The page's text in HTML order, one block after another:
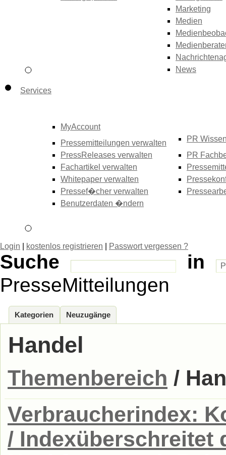
Marketing
Medien
News
Services
MyAccount
Pressemitteilungen verwalten
PressReleases verwalten
Fachartikel verwalten
Whitepaper verwalten
Pressef�cher verwalten
Benutzerdaten �ndern
PR
PR
Login kostenlos registrieren Passwort vergessen ?
Suche
in
PresseMitteilungen
Kategorien Neuzugänge
Handel
Themenbereich /
Verbraucherindex:
/ Indexüberschreitet